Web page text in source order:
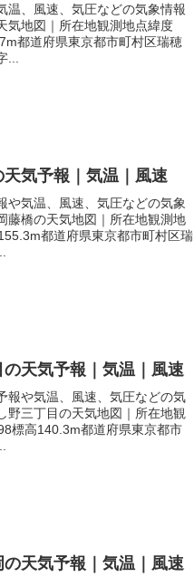
温、風速、気圧などの気象情報
気地図｜所在地観測地点緯度
都道府県東京都市町村区瑞穂
気予報｜気温｜風速
や気温、風速、気圧などの気象
藤橋の天気地図｜所在地観測地
都道府県東京都市町村区瑞
天気予報｜気温｜風速
報や気温、風速、気圧などの気
野三丁目の天気地図｜所在地観
標高140.3m都道府県東京都市
天気予報｜気温｜風速